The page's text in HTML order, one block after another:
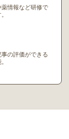
情報など研修で
の評価ができる